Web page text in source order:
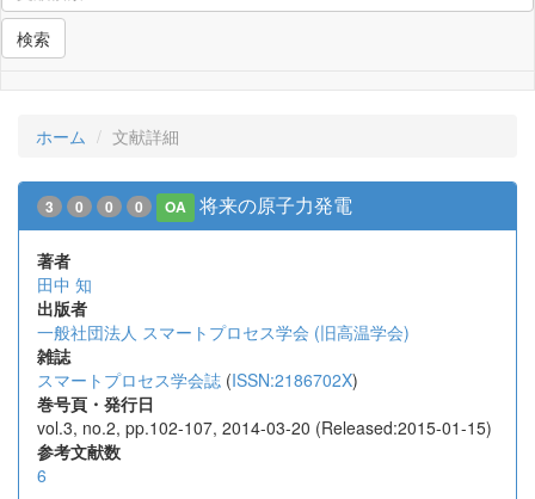
検索
ホーム 文献詳細
3 0 0 0 OA 将来の原子力発電
著者
田中 知
出版者
一般社団法人 スマートプロセス学会 (旧高温学会)
雑誌
スマートプロセス学会誌 (ISSN:2186702X)
巻号頁・発行日
vol.3, no.2, pp.102-107, 2014-03-20 (Released:2015-01-15)
参考文献数
6